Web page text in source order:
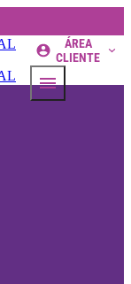
ÁREA
CLIENTE